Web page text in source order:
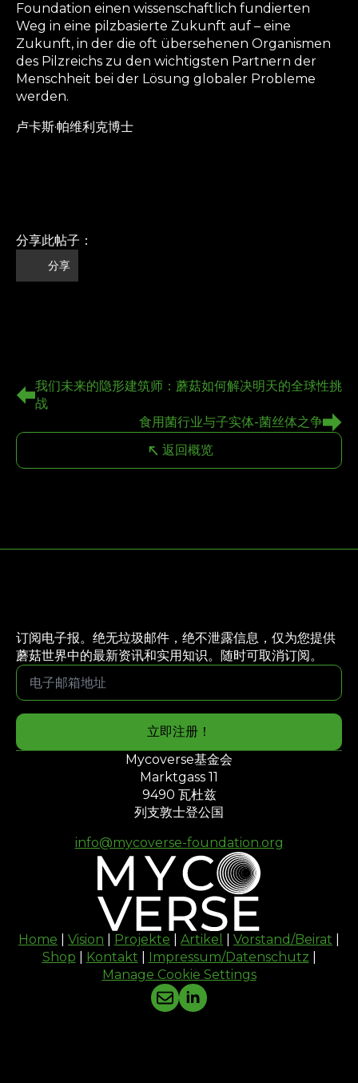
Foundation einen wissenschaftlich fundierten
Weg in eine pilzbasierte Zukunft auf – eine
Zukunft, in der die oft übersehenen Organismen
des Pilzreichs zu den wichtigsten Partnern der
Menschheit bei der Lösung globaler Probleme
werden.
卢卡斯·帕维利克博士
分享此帖子：
分享
我们未来的隐形建筑师：蘑菇如何解决明天的全球性挑
战
食用菌行业与子实体-菌丝体之争
返回概览
订阅电子报。绝无垃圾邮件，绝不泄露信息，仅为您提供
蘑菇世界中的最新资讯和实用知识。随时可取消订阅。
电
邮
*
立即注册！
Mycoverse基金会
Marktgass 11
9490 瓦杜兹
列支敦士登公国
info@mycoverse-foundation.org
Home Vision Projekte Artikel Vorstand/Beirat
Shop
Kontakt Impressum/Datenschutz
Manage Cookie Settings